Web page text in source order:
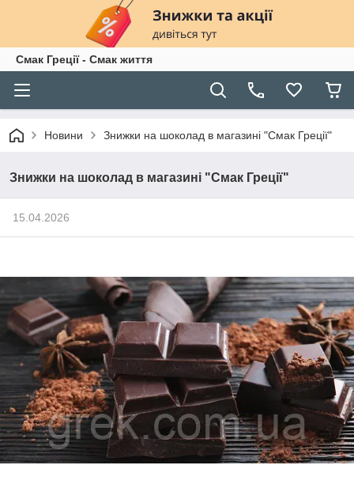
Смак Греції - Смак життя
Новини Знижки на шоколад в магазині "Смак Греції"
Знижки на шоколад в магазині "Смак Греції"
15.04.2026